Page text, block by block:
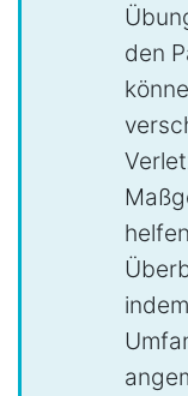
den